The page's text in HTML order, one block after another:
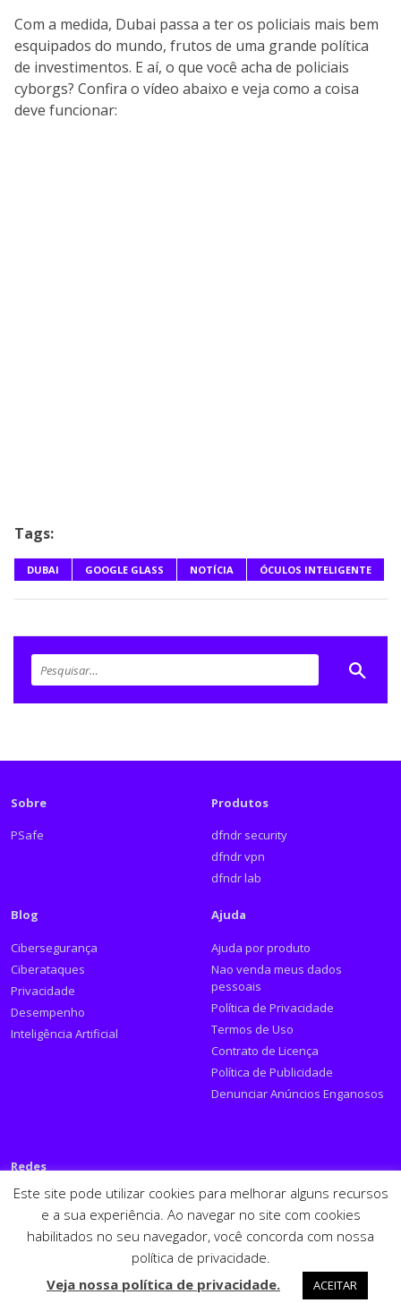
Com a medida, Dubai passa a ter os policiais mais bem
esquipados do mundo, frutos de uma grande política
de investimentos. E aí, o que você acha de policiais
cyborgs? Confira o vídeo abaixo e veja como a coisa
deve funcionar:
Tags:
DUBAI GOOGLE GLASS NOTÍCIA ÓCULOS INTELIGENTE
Sobre
PSafe
Produtos
dfndr security
dfndr vpn
dfndr lab
Blog
Cibersegurança
Ciberataques
Privacidade
Desempenho
Inteligência Artificial
Ajuda
Ajuda por produto
Nao venda meus dados
pessoais
Política de Privacidade
Termos de Uso
Contrato de Licença
Política de Publicidade
Denunciar Anúncios Enganosos
Redes
Siga a PSafe:
Facebook
TwitterRSS YoutubeLinkedIn
PSafe © 2026
Este site pode utilizar cookies para melhorar alguns recursos
e a sua experiência. Ao navegar no site com cookies
habilitados no seu navegador, você concorda com nossa
política de privacidade.
Veja nossa política de privacidade.
ACEITAR